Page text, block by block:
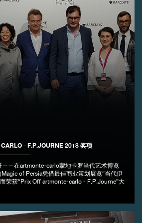
- F.P.JOURNE 2018 奖项
——在artmonte-carlo蒙地卡罗当代艺术博览
of Persia凭借最佳商业策划展览“当代伊
荣获“Prix Off artmonte-carlo - F.P.Journe”大